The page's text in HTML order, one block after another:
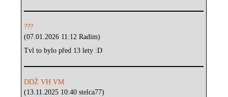
???
(07.01.2026 11:12 Radim)
Tvl to bylo před 13 lety :D
DDŽ VH VM
(13.11.2025 10:40 stelca77)